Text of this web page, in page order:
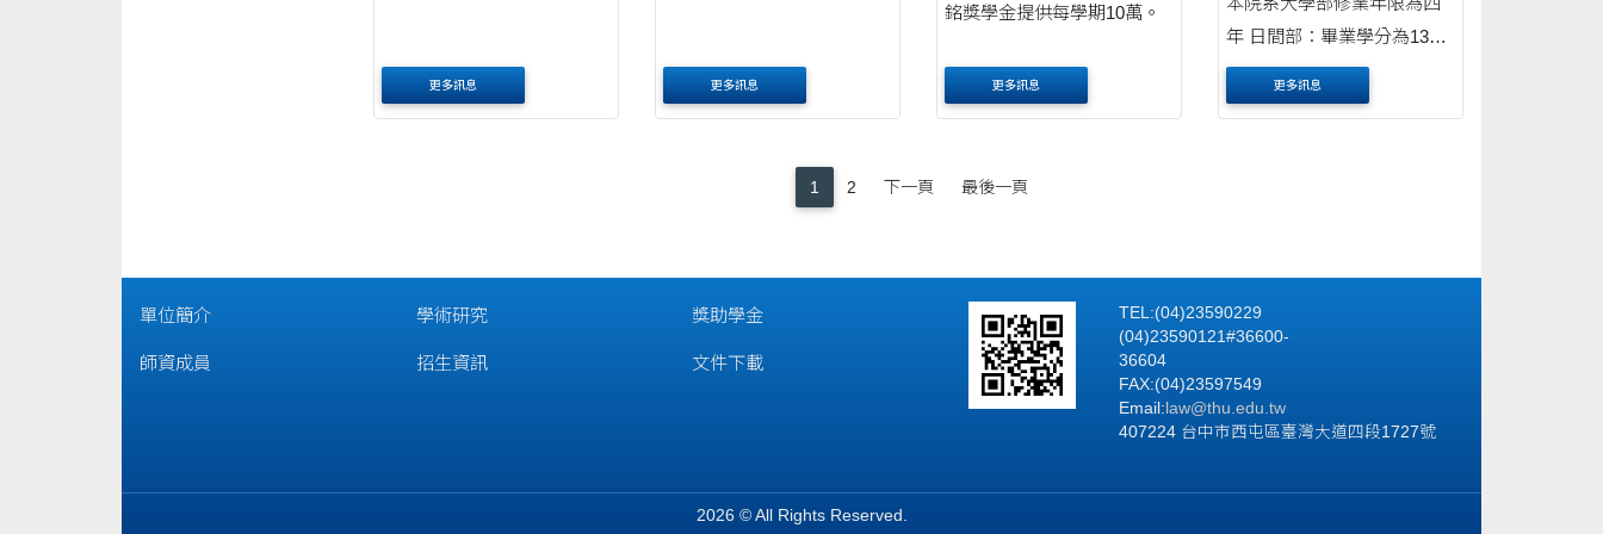
更多訊息 更多訊息
銘獎學金提供每學期10萬。
更多訊息
年 日間部：畢業學分為136
學分，含專業必修課程69學
分，基礎及通識課程28學
更多訊息
1 2 下一頁 最後一頁
單位簡介
師資成員
學術研究
招生資訊
獎助學金
文件下載
TEL:(04)23590229
(04)23590121#36600-
36604
FAX:(04)23597549
Email: law@thu.edu.tw
407224 台中市西屯區臺灣大道四段1727號
2026 © All Rights Reserved.